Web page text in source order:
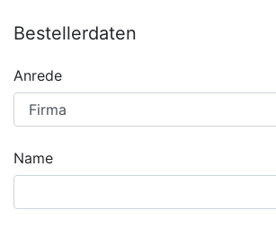
Bestellerdaten
Anrede
Name